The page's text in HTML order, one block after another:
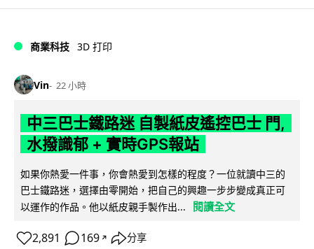
商業科技 3D 打印
Vin 22 小時
中三巴士鐵路迷 自製紙皮遙控巴士 門,
水撥識郁 + 實時GPS報站
如果你熱愛一件事，你會熱愛到怎樣的程度？一位就讀中三的
巴士鐵路迷，選擇由零開始，把自己的興趣一步步變成真正可
以運作的作品。他以紙皮親手製作出...
閱讀全文
2,891 169 ↗ 分享